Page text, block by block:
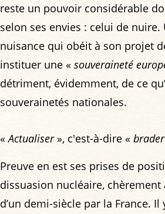
reste un pouvoir considérable
selon ses envies : celui de
nuisance qui obéit à son projet
instituer une « souveraineté
détriment, évidemment, de ce
souverainetés nationales.
«Actualiser», c'est-à-dire « brader
Preuve en est ses prises de
dissuasion nucléaire,
d’un demi-siècle par la France.